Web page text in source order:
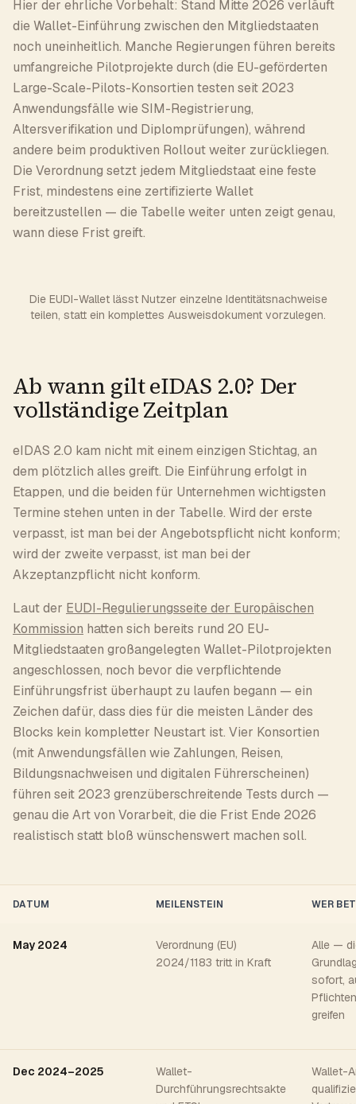
Hier der ehrliche Vorbehalt: Stand Mitte 2026 verläuft
die Wallet-Einführung zwischen den Mitgliedstaaten
noch uneinheitlich. Manche Regierungen führen bereits
umfangreiche Pilotprojekte durch (die EU-geförderten
Large-Scale-Pilots-Konsortien testen seit 2023
Anwendungsfälle wie SIM-Registrierung,
Altersverifikation und Diplomprüfungen), während
andere beim produktiven Rollout weiter zurückliegen.
Die Verordnung setzt jedem Mitgliedstaat eine feste
Frist, mindestens eine zertifizierte Wallet
bereitzustellen — die Tabelle weiter unten zeigt genau,
wann diese Frist greift.
Die EUDI-Wallet lässt Nutzer einzelne Identitätsnachweise
teilen, statt ein komplettes Ausweisdokument vorzulegen.
Ab wann gilt eIDAS 2.0? Der
vollständige Zeitplan
eIDAS 2.0 kam nicht mit einem einzigen Stichtag, an
dem plötzlich alles greift. Die Einführung erfolgt in
Etappen, und die beiden für Unternehmen wichtigsten
Termine stehen unten in der Tabelle. Wird der erste
verpasst, ist man bei der Angebotspflicht nicht konform;
wird der zweite verpasst, ist man bei der
Akzeptanzpflicht nicht konform.
Laut der EUDI-Regulierungsseite der Europäischen
Kommission hatten sich bereits rund 20 EU-
Mitgliedstaaten großangelegten Wallet-Pilotprojekten
angeschlossen, noch bevor die verpflichtende
Einführungsfrist überhaupt zu laufen begann — ein
Zeichen dafür, dass dies für die meisten Länder des
Blocks kein kompletter Neustart ist. Vier Konsortien
(mit Anwendungsfällen wie Zahlungen, Reisen,
Bildungsnachweisen und digitalen Führerscheinen)
führen seit 2023 grenzüberschreitende Tests durch —
genau die Art von Vorarbeit, die die Frist Ende 2026
realistisch statt bloß wünschenswert machen soll.
DATUM MEILENSTEIN WER
May 2024
Verordnung (EU)
2024/1183 tritt in Kraft
Alle —
sofort,
greifen
Dec 2024–2025
Wallet-
Durchführungsrechtsakte
Wallet-